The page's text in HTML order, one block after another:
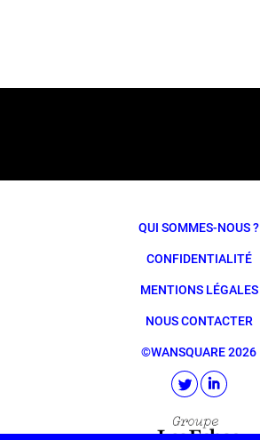
QUI SOMMES-NOUS ?
CONFIDENTIALITÉ
MENTIONS LÉGALES
NOUS CONTACTER
©WANSQUARE 2026